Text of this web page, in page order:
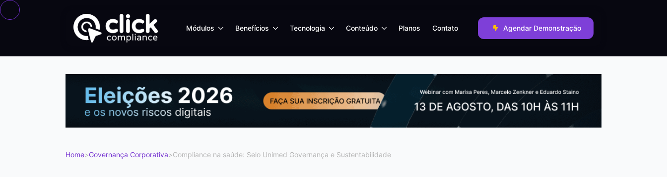
Módulos Benefícios Tecnologia Conteúdo Planos Contato Agendar Demonstração
Home>Governança Corporativa>Compliance na saúde: Selo Unimed Governança e Sustentabilidade